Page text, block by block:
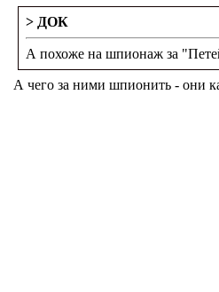
> ДОК
А похоже на шпионаж за
А чего за ними шпионить - они